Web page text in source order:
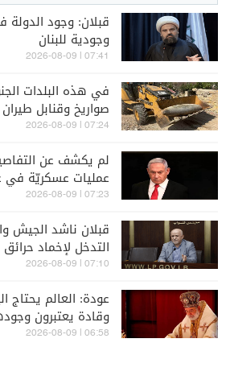
قبلان: وجود
وجودية للبنان
07:41 | 2026-08-09
في هذه البلدات
صواريخ وقنابل طيران
07:24 | 2026-08-09
لم يكشف عن
عمليات عسكريّة في
07:23 | 2026-08-09
قبلان ناشد الجيش
التدخل لإخماد
والبقاع الغربي
07:10 | 2026-08-09
عودة: العالم يحتاج
وقادة يعتبرون
أجل الخدمة لا
06:58 | 2026-08-09